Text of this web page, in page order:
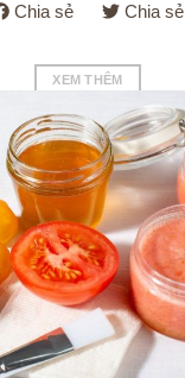
XEM THÊM
Chia sẻ Chia sẻ